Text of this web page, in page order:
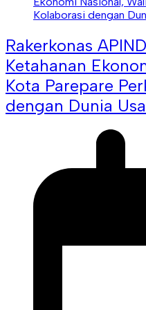
Rakerkonas
Ketahanan
Kota Parepare
dengan Dunia